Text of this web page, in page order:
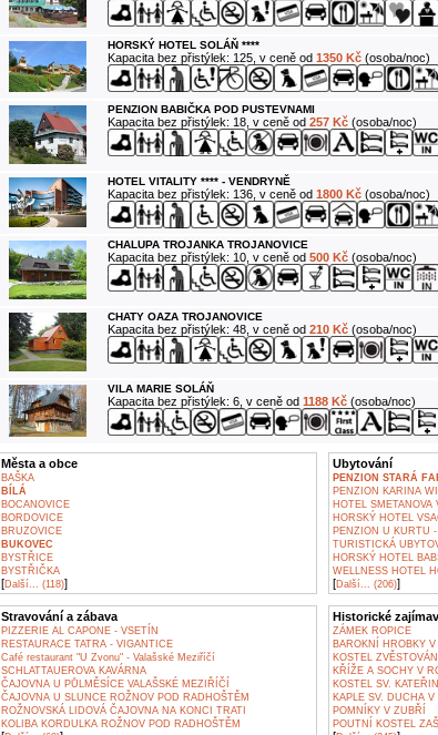
HORSKÝ HOTEL SOLÁŇ ****
Kapacita bez přistýlek: 125, v ceně od 1350 Kč(osoba/noc)
PENZION BABIČKA POD PUSTEVNAMI
Kapacita bez přistýlek: 18, v ceně od 257 Kč(osoba/noc)
HOTEL VITALITY **** - VENDRYNĚ
Kapacita bez přistýlek: 136, v ceně od 1800 Kč(osoba/noc)
CHALUPA TROJANKA TROJANOVICE
Kapacita bez přistýlek: 10, v ceně od 500 Kč(osoba/noc)
CHATY OAZA TROJANOVICE
Kapacita bez přistýlek: 48, v ceně od 210 Kč(osoba/noc)
VILA MARIE SOLÁŇ
Kapacita bez přistýlek: 6, v ceně od 1188 Kč(osoba/noc)
Města a obce
BAŠKA
BÍLÁ
BOCANOVICE
BORDOVICE
BRUZOVICE
BUKOVEC
BYSTŘICE
BYSTŘIČKA
[Další... (118)]
Ubytování
PENZION STARÁ
PENZION KARINA
HOTEL SMETANOVA
HORSKÝ HOTEL
PENZION U KURTU
TURISTICKÁ
HORSKÝ HOTEL
WELLNESS HOTEL
[Další... (206)]
Stravování a zábava
PIZZERIE AL CAPONE - VSETÍN
RESTAURACE TATRA - VIGANTICE
Café restaurant "U Zvonu" - Valašské Meziříčí
SCHLATTAUEROVA KAVÁRNA
ČAJOVNA U PŮLMĚSÍCE VALAŠSKÉ MEZIŘÍČÍ
ČAJOVNA U SLUNCE ROŽNOV POD RADHOŠTĚM
ROŽNOVSKÁ LIDOVÁ ČAJOVNA NA KONCI TRATI
KOLIBA KORDULKA ROŽNOV POD RADHOŠTĚM
Historické
ZÁMEK ROPICE
BAROKNÍ HROBKY V
KOSTEL
KŘÍŽE A SOCHY V
KOSTEL SV.
KAPLE SV. DUCHA V
POMNÍKY V ZUBŘÍ
POUTNÍ KOSTEL